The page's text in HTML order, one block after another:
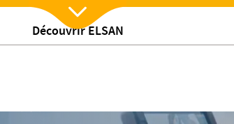
Découvrir ELSAN
Nx:Afficher menu
( H/F)